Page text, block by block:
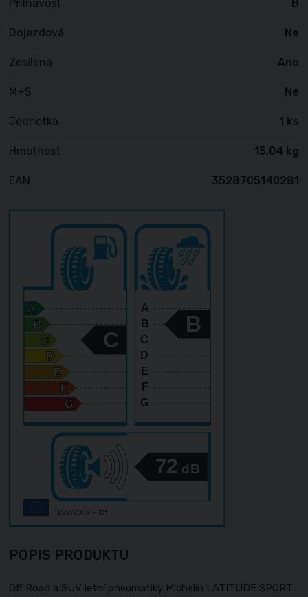
Přilnavost B
Dojezdová Ne
Zesílená Ano
M+S Ne
Jednotka 1 ks
Hmotnost 15,04 kg
EAN 3528705140281
A
B
C
D
E
F
G
72 dB
C
B
POPIS PRODUKTU
Off Road a SUV letní pneumatiky Michelin LATITUDE SPORT